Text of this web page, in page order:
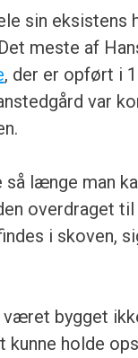
sin
meste af
, der er opført i
var
så længe man
overdraget til
i skoven,
bygget
kunne holde